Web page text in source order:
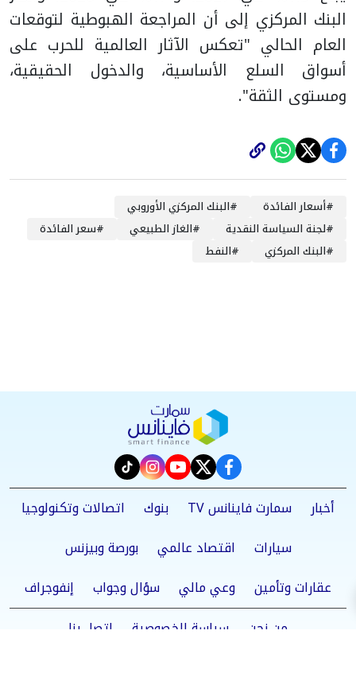
البنك المركزي إلى أن المراجعة الهبوطية لتوقعات
العام الحالي "تعكس الآثار العالمية للحرب على
أسواق السلع الأساسية، والدخول الحقيقية،
ومستوى الثقة".
#أسعار الفائدة #البنك المركزي الأوروبي
#لجنة السياسة النقدية #الغاز الطبيعي #سعر الفائدة
#البنك المركزي #النفط
facebook
twitter
youtube
instagram
tiktok
أخبار
سمارت فاينانس TV بنوك
اتصالات وتكنولوجيا
سيارات
اقتصاد عالمي
بورصة وبيزنس
عقارات وتأمين
وعي مالي سؤال وجواب
إنفوجراف
من نحن
سياسة الخصوصية اتصل بنا